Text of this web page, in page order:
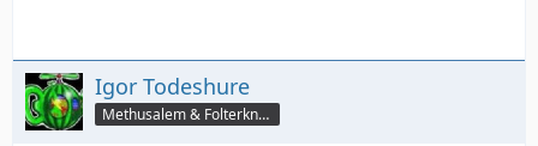
Igor Todeshure
Methusalem & Folterknecht